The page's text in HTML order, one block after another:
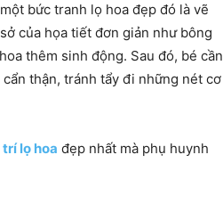
bức tranh lọ hoa đẹp đó là vẽ
của họa tiết đơn giản như bông
thêm sinh động. Sau đó, bé cần
thận, tránh tẩy đi những nét cơ
lọ hoa đẹp nhất mà phụ huynh